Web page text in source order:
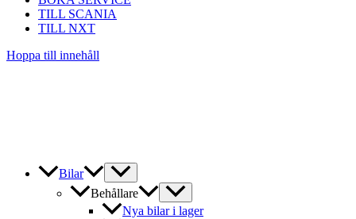
TILL SCANIA
TILL NXT
Hoppa till innehåll
Bilar
Behållare
Nya bilar i lager